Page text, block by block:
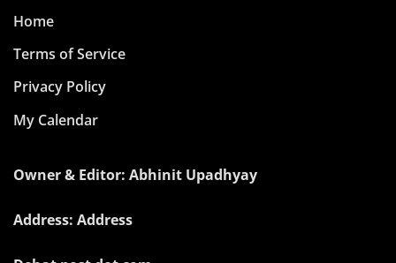
Home
Terms of Service
Privacy Policy
My Calendar
Owner & Editor: Abhinit Upadhyay
Address: Address